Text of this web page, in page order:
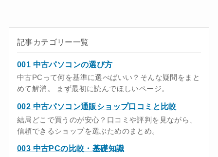
記事カテゴリー一覧
001 中古パソコンの選び方
中古PCって何を基準に選べばいい？そんな疑問をまと
めて解消。 まず最初に読んでほしいページ。
002 中古パソコン通販ショップ口コミと比較
結局どこで買うのが安心？口コミや評判を見ながら、
信頼できるショップを選ぶためのまとめ。
003 中古PCの比較・基礎知識